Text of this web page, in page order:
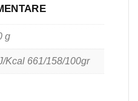
g
Kcal 661/158/100gr